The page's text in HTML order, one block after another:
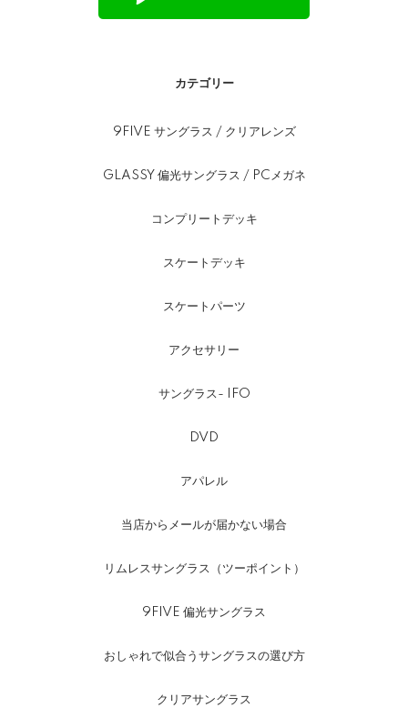
カテゴリー
9FIVE サングラス / クリアレンズ
GLASSY 偏光サングラス / PCメガネ
コンプリートデッキ
スケートデッキ
スケートパーツ
アクセサリー
サングラス- IFO
DVD
アパレル
当店からメールが届かない場合
リムレスサングラス（ツーポイント）
9FIVE 偏光サングラス
おしゃれで似合うサングラスの選び方
クリアサングラス